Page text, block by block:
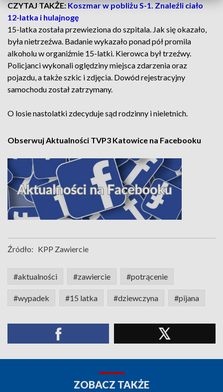
CZYTAJ TAKŻE: Koszmar w pobliżu S-1. Znaleźli ciało
12-latka i hulajnogę
15-latka została przewieziona do szpitala. Jak się okazało,
była nietrzeźwa. Badanie wykazało ponad pół promila
alkoholu w organiźmie 15-latki. Kierowca był trzeźwy.
Policjanci wykonali oględziny miejsca zdarzenia oraz
pojazdu, a także szkic i zdjęcia. Dowód rejestracyjny
samochodu został zatrzymany.
O losie nastolatki zdecyduje sąd rodzinny i nieletnich.
Obserwuj Aktualności TVP3 Katowice na Facebooku
Źródło: KPP Zawiercie
#aktualności #zawiercie #potrącenie
#wypadek #15 latka #dziewczyna #pijana
ZOBACZ TAKŻE